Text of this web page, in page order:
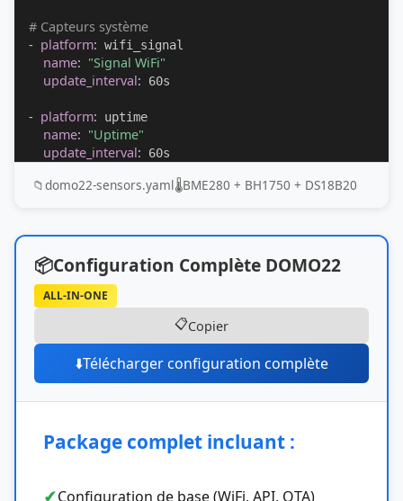
# Capteurs système
- platform: wifi_signal
name: "Signal WiFi"
update_interval: 60s
- platform: uptime
name: "Uptime"
update_interval: 60s
📁domo22-sensors.yaml🌡️BME280 + BH1750 + DS18B20
📦Configuration Complète DOMO22
ALL-IN-ONE
📋Copier
⬇️Télécharger configuration complète
Package complet incluant :
✓Configuration de base (WiFi, API, OTA)